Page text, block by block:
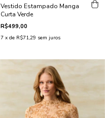
Vestido Estampado Manga
Curta Verde
R$499,00
7 x de R$71,29 sem juros